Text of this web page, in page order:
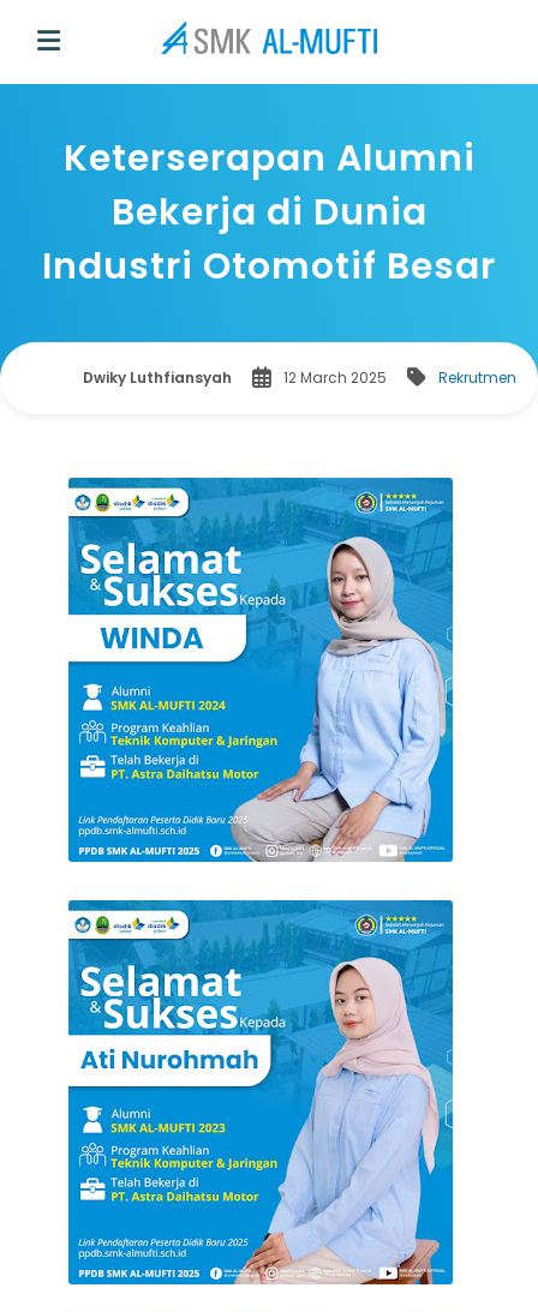
Keterserapan Alumni
Bekerja di Dunia
Industri Otomotif Besar
Dwiky Luthfiansyah 12 March 2025 Rekrutmen